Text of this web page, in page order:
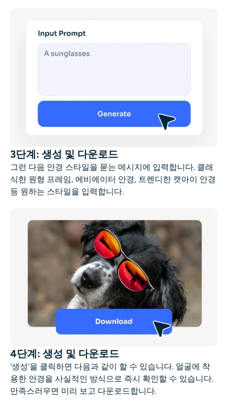
3단계: 생성 및 다운로드
그런 다음 안경 스타일을 묻는 메시지에 입력합니다. 클래
식한 원형 프레임, 에비에이터 안경, 트렌디한 캣아이 안경
등 원하는 스타일을 입력합니다.
4단계: 생성 및 다운로드
'생성'을 클릭하면 다음과 같이 할 수 있습니다. 얼굴에 착
용한 안경을 사실적인 방식으로 즉시 확인할 수 있습니다.
만족스러우면 미리 보고 다운로드합니다.